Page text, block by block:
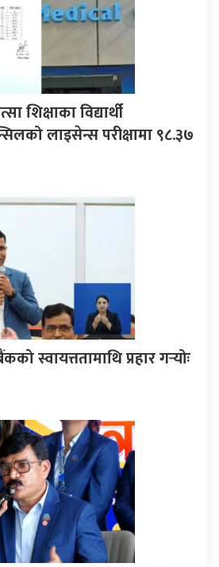
शिक्षाका विद्यार्थी
लाइसेन्स परीक्षामा ९८.३७
स्वायत्ततामाथि प्रहार गर्‍योः